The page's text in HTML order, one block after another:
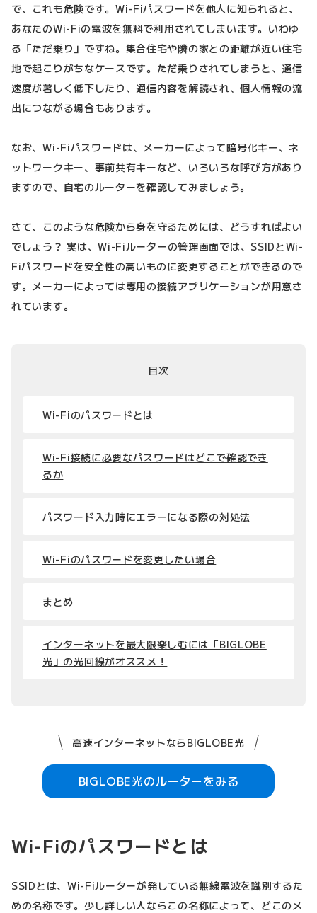
で、これも危険です。Wi-Fiパスワードを他人に知られると、
あなたのWi-Fiの電波を無料で利用されてしまいます。いわゆ
る「ただ乗り」ですね。集合住宅や隣の家との距離が近い住宅
地で起こりがちなケースです。ただ乗りされてしまうと、通信
速度が著しく低下したり、通信内容を解読され、個人情報の流
出につながる場合もあります。
なお、Wi-Fiパスワードは、メーカーによって暗号化キー、ネ
ットワークキー、事前共有キーなど、いろいろな呼び方があり
ますので、自宅のルーターを確認してみましょう。
さて、このような危険から身を守るためには、どうすればよい
でしょう？ 実は、Wi-Fiルーターの管理画面では、SSIDとWi-
Fiパスワードを安全性の高いものに変更することができるので
す。メーカーによっては専用の接続アプリケーションが用意さ
れています。
目次
Wi-Fiのパスワードとは
Wi-Fi接続に必要なパスワードはどこで確認でき
るか
パスワード入力時にエラーになる際の対処法
Wi-Fiのパスワードを変更したい場合
まとめ
インターネットを最大限楽しむには「BIGLOBE
光」の光回線がオススメ！
高速インターネットならBIGLOBE光
BIGLOBE光のルーターをみる
Wi-Fiのパスワードとは
SSIDとは、Wi-Fiルーターが発している無線電波を識別するた
めの名称です。少し詳しい人ならこの名称によって、どこのメ